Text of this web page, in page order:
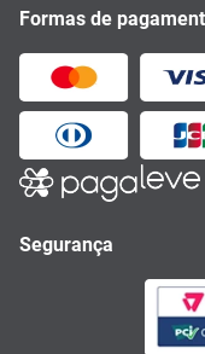
Formas de
Segurança